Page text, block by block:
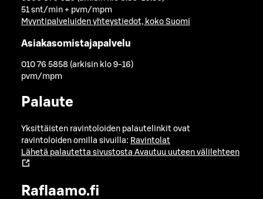
51 snt/min + pvm/mpm
Myyntipalveluiden yhteystiedot, koko Suomi
Asiakasomistajapalvelu
010 76 5858 (arkisin klo 9-16)
pvm/mpm
Palaute
Yksittäisten ravintoloiden palautelinkit ovat
ravintoloiden omilla sivuilla: Ravintolat
Lähetä palautetta sivustosta Avautuu uuteen välilehteen
Raflaamo.fi